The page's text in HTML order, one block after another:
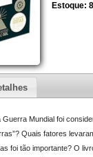
Estoque: 8
Guerra Mundial foi
Quais fatores
foi tão importante? O